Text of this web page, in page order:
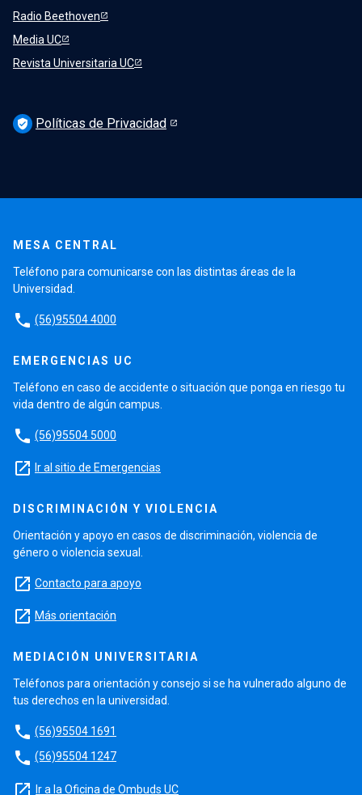
Radio Beethoven
Media UC
Revista Universitaria UC
verified_user Políticas de Privacidad
MESA CENTRAL
Teléfono para comunicarse con las distintas áreas de la
Universidad.
phone (56)95504 4000
EMERGENCIAS UC
Teléfono en caso de accidente o situación que ponga en riesgo tu
vida dentro de algún campus.
phone (56)95504 5000
launch Ir al sitio de Emergencias
DISCRIMINACIÓN Y VIOLENCIA
Orientación y apoyo en casos de discriminación, violencia de
género o violencia sexual.
launch Contacto para apoyo
launch Más orientación
MEDIACIÓN UNIVERSITARIA
Teléfonos para orientación y consejo si se ha vulnerado alguno de
tus derechos en la universidad.
phone (56)95504 1691
phone (56)95504 1247
launch Ir a la Oficina de Ombuds UC